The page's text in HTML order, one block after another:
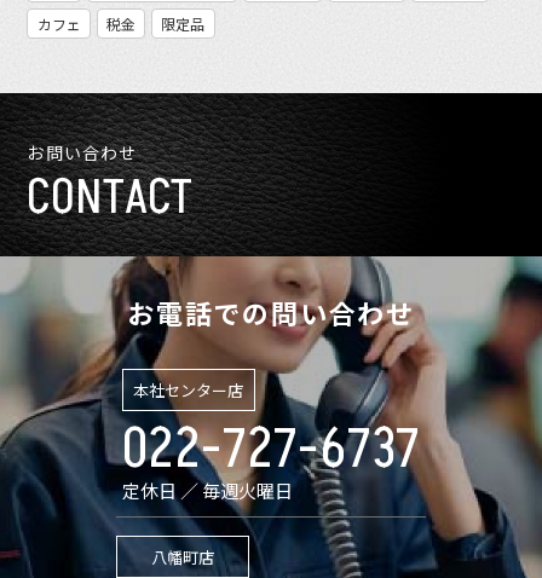
カフェ
税金 限定品
お問い合わせ
CONTACT
お電話での問い合わせ
本社センター店
022-727-6737
定休日 ／ 毎週火曜日
八幡町店